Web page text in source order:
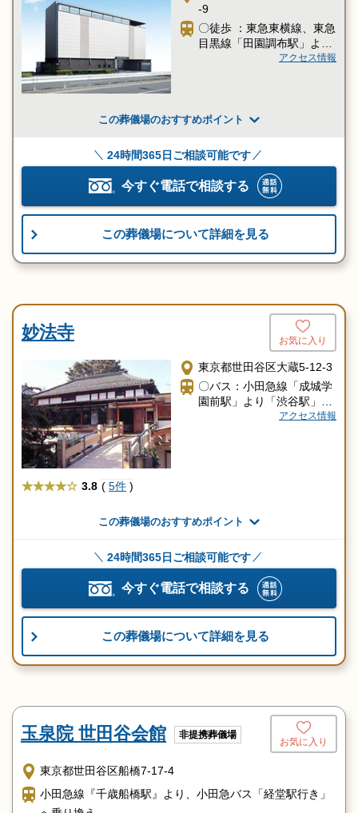
-9
〇徒歩 ：東急東横線、東急
目黒線「田園調布駅」より
アクセス情報
この葬儀場のおすすめポイント
24時間365日ご相談可能です
今すぐ電話で相談する
この葬儀場について詳細を見る
妙法寺 お気に入り
東京都世田谷区大蔵5-12-3
〇バス：小田急線「成城学
園前駅」より「渋谷駅」行
きバスで「東宝前」バス停
アクセス情報
★★★★ 3.8 ( 5件 )
この葬儀場のおすすめポイント
24時間365日ご相談可能です
今すぐ電話で相談する
この葬儀場について詳細を見る
玉泉院 世田谷会館 非提携葬儀場
お気に入り
東京都世田谷区船橋7-17-4
小田急線『千歳船橋駅』より、小田急バス「経堂駅行き」